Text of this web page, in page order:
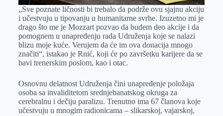
„Sve poznate ličnosti bi trebalo da podrže ovu sjajnu akciju
i učestvuju u tipovanju u humanitarne svrhe. Izuzetno mi je
drago što me je Mozzart pozvao da budem deo akcije i da
pomognem u unapređenju rada Udruženja koje se nalazi
blizu moje kuće. Verujem da će im ova donacija mnogo
značiti“, istakao je Rnić, koji će po završetku karijere da se
bavi trenerskim poslom, kao i otac.
Osnovnu delatnost Udruženja čini unapređenje položaja
osoba sa invaliditetom srednjebanatskog okruga za
cerebralnu i dečiju paralizu. Trenutno ima 67 članova koje
učestvuju u mnogim radionicama – slikarskoj, vajarskoj,